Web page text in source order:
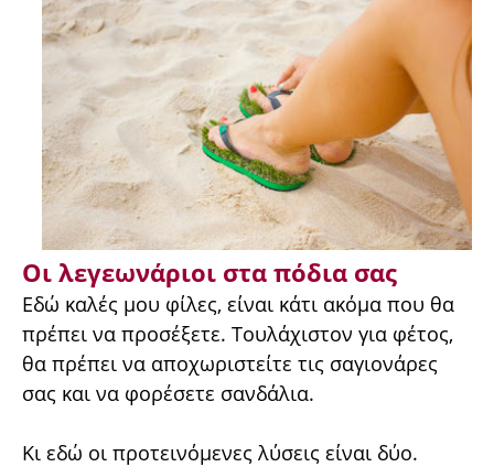
Οι λεγεωνάριοι στα πόδια σας
Εδώ καλές μου φίλες, είναι κάτι ακόμα που θα
πρέπει να προσέξετε. Τουλάχιστον για φέτος,
θα πρέπει να αποχωριστείτε τις σαγιονάρες
σας και να φορέσετε σανδάλια.
Κι εδώ οι προτεινόμενες λύσεις είναι δύο.